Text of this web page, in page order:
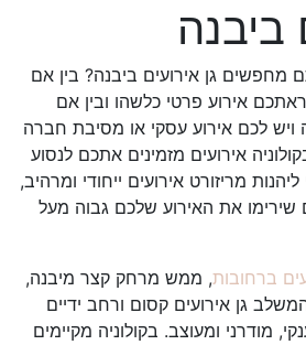
ביבנה
מחפשים גן אירועים ביבנה? בין אם
אירוע פרטי כלשהו ובין אם
ויש לכם אירוע עסקי או מסיבת חברה
אירועים מזמינים אתכם לנסוע
מריזורט אירועים ייחודי ומרהיב,
שירימו את האירוע שלכם גבוה מעל
ברחובות, ממש מרחק קצר מיבנה,
גן אירועים קסום ורחב ידיים
מודרני ומעוצב. בקולוניה מקיימים